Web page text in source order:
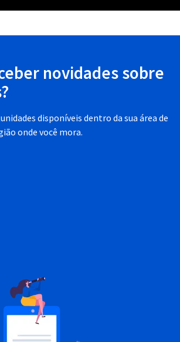
novidades sobre
disponíveis dentro da sua área de
onde você mora.